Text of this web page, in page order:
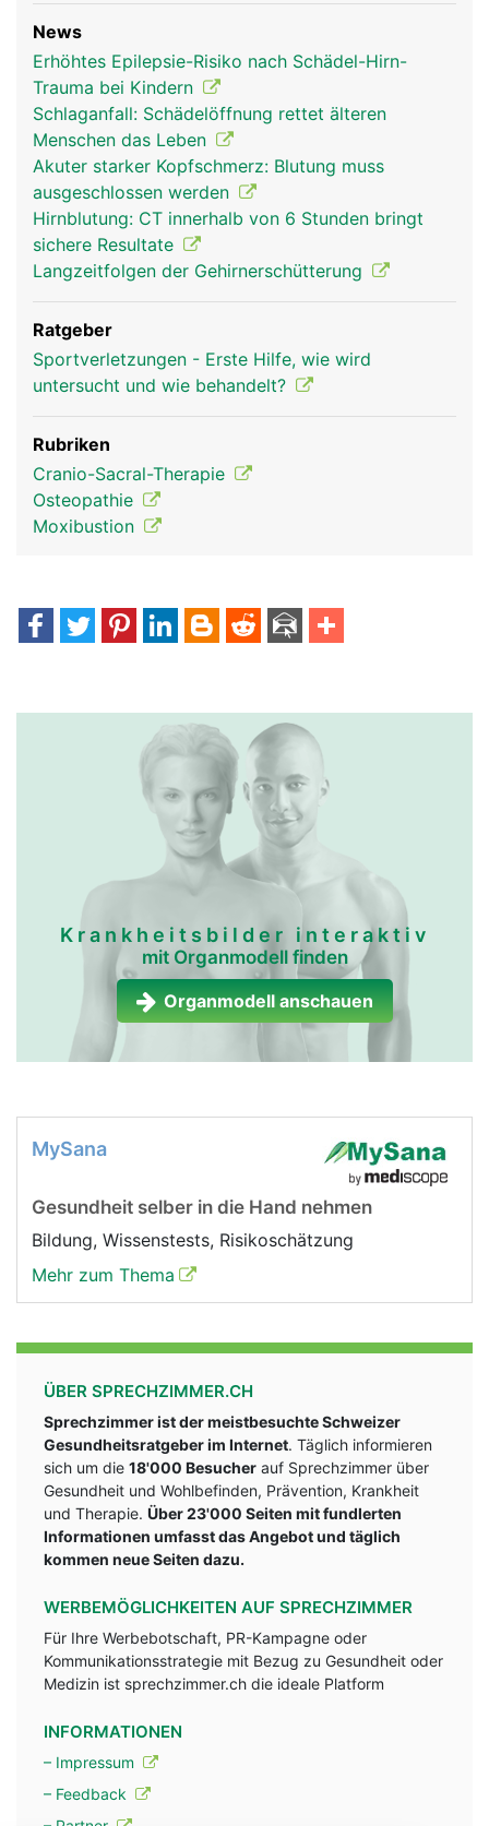
News
Erhöhtes Epilepsie-Risiko nach Schädel-Hirn-
Trauma bei Kindern
Schlaganfall: Schädelöffnung rettet älteren
Menschen das Leben
Akuter starker Kopfschmerz: Blutung muss
ausgeschlossen werden
Hirnblutung: CT innerhalb von 6 Stunden bringt
sichere Resultate
Langzeitfolgen der Gehirnerschütterung
Ratgeber
Sportverletzungen - Erste Hilfe, wie wird
untersucht und wie behandelt?
Rubriken
Cranio-Sacral-Therapie
Osteopathie
Moxibustion
Krankheitsbilder interaktiv
mit Organmodell finden
Organmodell anschauen
MySana
Gesundheit selber in die Hand nehmen
Bildung, Wissenstests, Risikoschätzung
Mehr zum Thema
ÜBER SPRECHZIMMER.CH
Sprechzimmer ist der meistbesuchte Schweizer
Gesundheitsratgeber im Internet. Täglich informieren
sich um die 18'000 Besucher auf Sprechzimmer über
Gesundheit und Wohlbefinden, Prävention, Krankheit
und Therapie. Über 23'000 Seiten mit fundlerten
Informationen umfasst das Angebot und täglich
kommen neue Seiten dazu.
WERBEMÖGLICHKEITEN AUF SPRECHZIMMER
Für Ihre Werbebotschaft, PR-Kampagne oder
Kommunikationsstrategie mit Bezug zu Gesundheit oder
Medizin ist sprechzimmer.ch die ideale Platform
INFORMATIONEN
– Impressum
– Feedback